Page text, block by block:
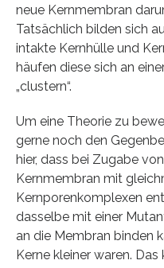
neue Kernmembran
Tatsächlich bilden sich
intakte Kernhülle und
häufen diese sich an
„clustern“.
Um eine Theorie zu
gerne noch den
hier, dass bei Zugabe
Kernmembran mit
Kernporenkomplexen
dasselbe mit einer
an die Membran binden
Kerne kleiner waren.